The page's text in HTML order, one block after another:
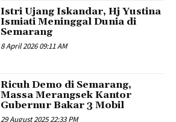
Istri Ujang Iskandar, Hj Yustina
Ismiati Meninggal Dunia di
Semarang
8 April 2026 09:11 AM
Ricuh Demo di Semarang,
Massa Merangsek Kantor
Gubernur Bakar 3 Mobil
29 August 2025 22:33 PM